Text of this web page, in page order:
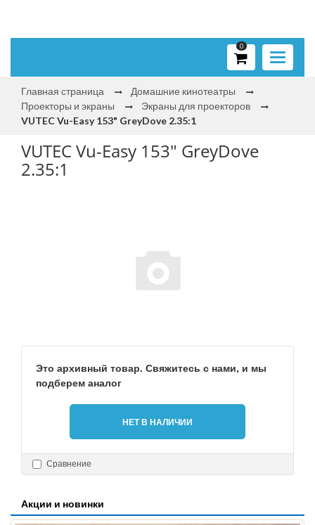
Toggle
0
Главная страница
Домашние кинотеатры
Проекторы и экраны
Экраны для проекторов
VUTEC Vu-Easy 153" GreyDove 2.35:1
VUTEC Vu-Easy 153" GreyDove
2.35:1
Это архивный товар. Свяжитесь с нами, и мы
подберем аналог
НЕТ В НАЛИЧИИ
Сравнение
Акции и новинки